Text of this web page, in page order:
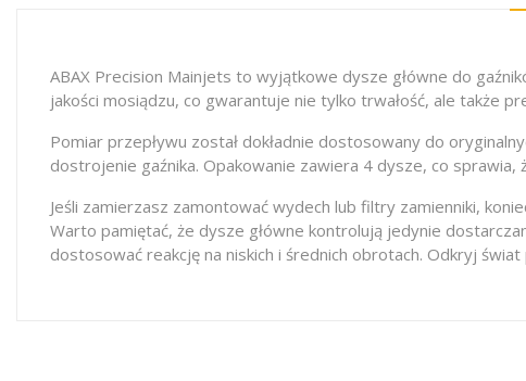
ABAX Precision Mainjets to wyjątkowe dysze główne do
jakości mosiądzu, co gwarantuje nie tylko trwałość, ale także
Pomiar przepływu został dokładnie dostosowany do
dostrojenie gaźnika. Opakowanie zawiera 4 dysze, co
Jeśli zamierzasz zamontować wydech lub filtry zamienniki,
Warto pamiętać, że dysze główne kontrolują jedynie
dostosować reakcję na niskich i średnich obrotach. Odkryj